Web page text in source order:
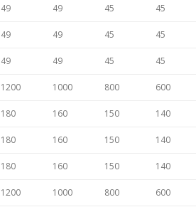
49 49 45 45
49 49 45 45
49 49 45 45
1200 1000 800 600
180 160 150 140
180 160 150 140
180 160 150 140
1200 1000 800 600